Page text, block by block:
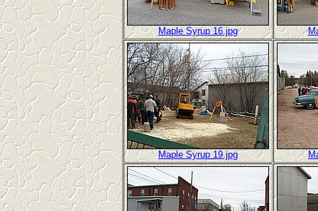
Maple Syrup 16.jpg
Maple Syrup 19.jpg